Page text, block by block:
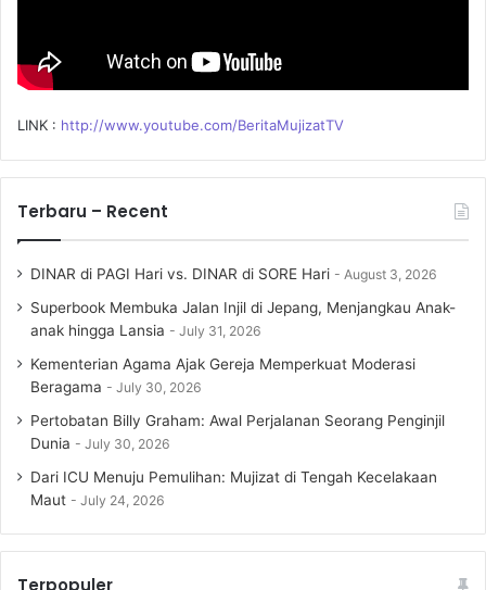
LINK : http://www.youtube.com/BeritaMujizatTV
Terbaru – Recent
DINAR di PAGI Hari vs. DINAR di SORE Hari August 3, 2026
Superbook Membuka Jalan Injil di Jepang, Menjangkau Anak-
anak hingga Lansia
July 31, 2026
Kementerian Agama Ajak Gereja Memperkuat Moderasi
Beragama
July 30, 2026
Pertobatan Billy Graham: Awal Perjalanan Seorang Penginjil
Dunia
July 30, 2026
Dari ICU Menuju Pemulihan: Mujizat di Tengah Kecelakaan
Maut
July 24, 2026
Terpopuler